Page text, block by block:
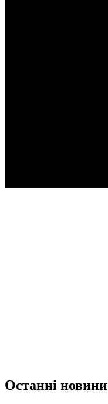
Останні новини